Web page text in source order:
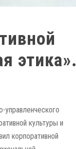
этика».
культуры и
корпоративной